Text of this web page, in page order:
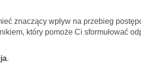
znaczący wpływ na przebieg
który pomoże Ci sformułować
.